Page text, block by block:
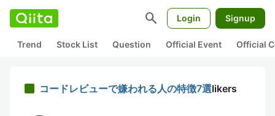
search Login Signup
Trend Stock List Question Official Event Official
コードレビューで嫌われる人の特徴7選likers